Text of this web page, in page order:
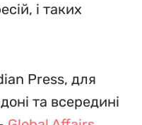
і таких
Press, для
та всередині